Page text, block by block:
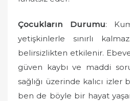
Çocukların Durumu:
yetişkinlerle sınırlı
belirsizlikten etkilenir.
güven kaybı ve maddi
sağlığı üzerinde kalıcı izler
ben de böyle bir hayat